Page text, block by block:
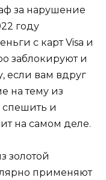
за нарушение
году
с карт Visa и
заблокируют и
если вам вдруг
на тему из
спешить и
на самом деле.
золотой
применяют